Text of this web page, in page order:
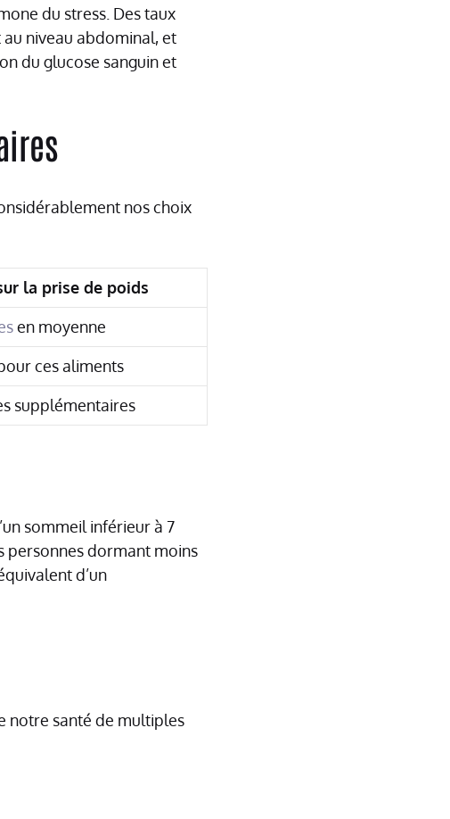
du stress. Des taux
niveau abdominal, et
du glucose sanguin et
nos choix
la prise de poids
en moyenne
ces aliments
supplémentaires
sommeil inférieur à 7
personnes dormant moins
d’un
notre santé de multiples